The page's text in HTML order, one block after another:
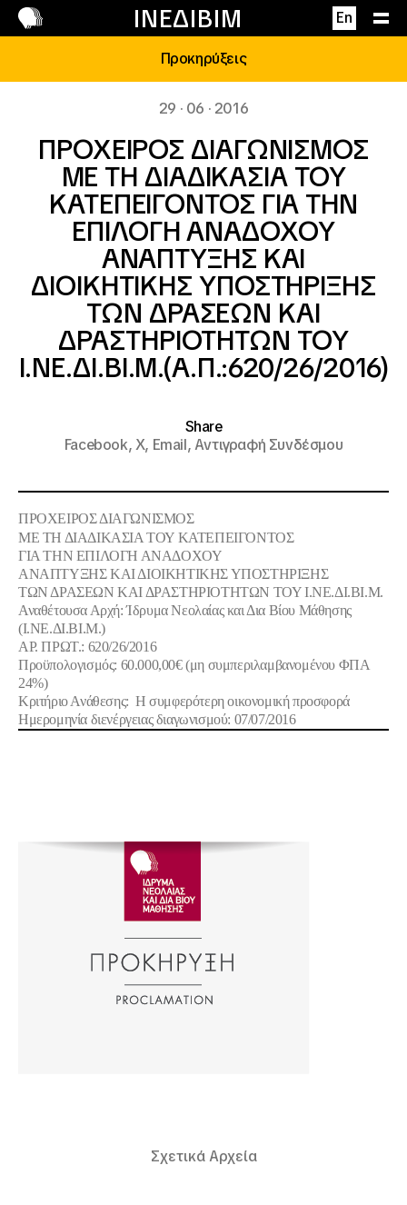
ΙΝΕΔΙΒΙΜ En
Επικοινωνία
Προκηρύξεις
29 · 06 · 2016
ΠΡΟΧΕΙΡΟΣ ΔΙΑΓΩΝΙΣΜΟΣ
ΜΕ ΤΗ ΔΙΑΔΙΚΑΣΙΑ ΤΟΥ
ΚΑΤΕΠΕΙΓΟΝΤΟΣ ΓΙΑ ΤΗΝ
ΕΠΙΛΟΓΗ ΑΝΑΔΟΧΟΥ
ΑΝΑΠΤΥΞΗΣ ΚΑΙ
ΔΙΟΙΚΗΤΙΚΗΣ ΥΠΟΣΤΗΡΙΞΗΣ
ΤΩΝ ΔΡΑΣΕΩΝ ΚΑΙ
ΔΡΑΣΤΗΡΙΟΤΗΤΩΝ ΤΟΥ
Ι.ΝΕ.ΔΙ.ΒΙ.Μ.(Α.Π.:620/26/2016)
Share
Facebook,X, Email,Αντιγραφή Συνδέσμου
ΠΡΟΧΕΙΡΟΣ ΔΙΑΓΩΝΙΣΜΟΣ
ΜΕ ΤΗ ΔΙΑΔΙΚΑΣΙΑ ΤΟΥ ΚΑΤΕΠΕΙΓΟΝΤΟΣ
ΓΙΑ ΤΗΝ ΕΠΙΛΟΓΗ ΑΝΑΔΟΧΟΥ
ΑΝΑΠΤΥΞΗΣ ΚΑΙ ΔΙΟΙΚΗΤΙΚΗΣ ΥΠΟΣΤΗΡΙΞΗΣ
ΤΩΝ ΔΡΑΣΕΩΝ ΚΑΙ ΔΡΑΣΤΗΡΙΟΤΗΤΩΝ ΤΟΥ Ι.ΝΕ.ΔΙ.ΒΙ.Μ.
Αναθέτουσα Αρχή:Ίδρυμα Νεολαίας και Δια Βίου Μάθησης
(Ι.ΝΕ.ΔΙ.ΒΙ.Μ.)
ΑΡ. ΠΡΩΤ.: 620/26/2016
Προϋπολογισμός: 60.000,00€ (μη συμπεριλαμβανομένου ΦΠΑ
24%)
Κριτήριο Ανάθεσης: Η συμφερότερη οικονομική προσφορά
Ημερομηνία διενέργειας διαγωνισμού: 07/07/2016
Σχετικά Αρχεία